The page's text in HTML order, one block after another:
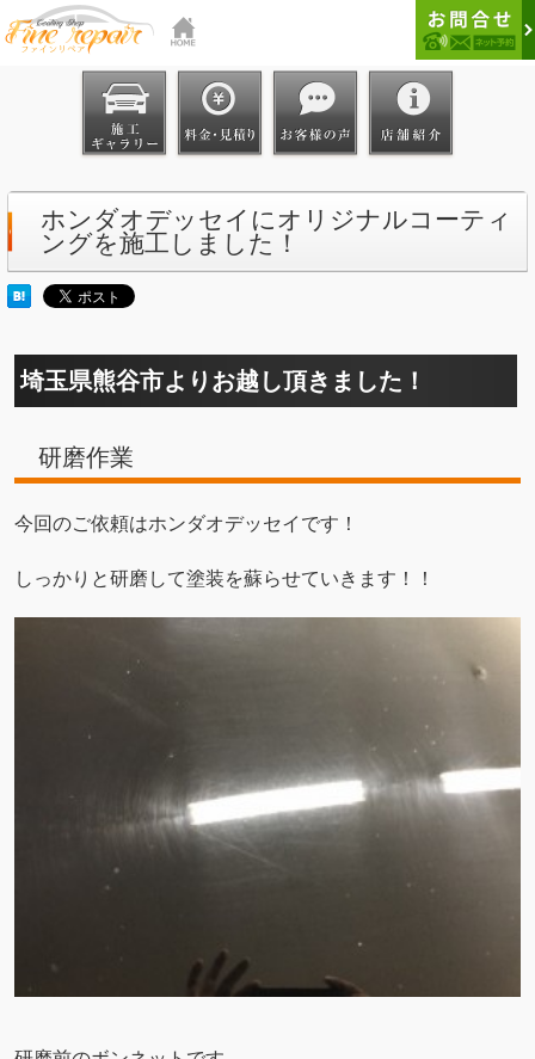
ホンダオデッセイにオリジナルコーティ
ングを施工しました！
埼玉県熊谷市よりお越し頂きました！
研磨作業
今回のご依頼はホンダオデッセイです！
しっかりと研磨して塗装を蘇らせていきます！！